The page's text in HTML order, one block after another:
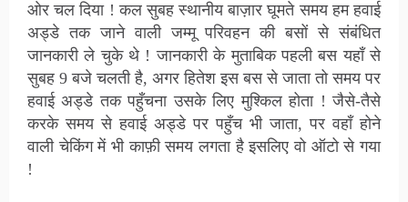
ओर चल दिया ! कल सुबह स्थानीय बाज़ार घूमते समय हम हवाई
अड्डे तक जाने वाली जम्मू परिवहन की बसों से संबंधित
जानकारी ले चुके थे ! जानकारी के मुताबिक पहली बस यहाँ से
सुबह 9 बजे चलती है, अगर हितेश इस बस से जाता तो समय पर
हवाई अड्डे तक पहुँचना उसके लिए मुश्किल होता ! जैसे-तैसे
करके समय से हवाई अड्डे पर पहुँच भी जाता, पर वहाँ होने
वाली चेकिंग में भी काफ़ी समय लगता है इसलिए वो ऑटो से गया
!